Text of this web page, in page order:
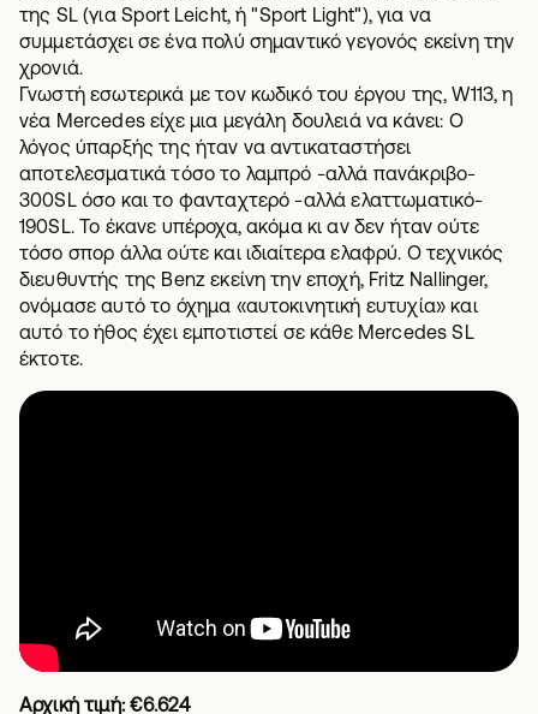
της SL (για Sport Leicht, ή "Sport Light"), για να
συμμετάσχει σε ένα πολύ σημαντικό γεγονός εκείνη την
χρονιά.
Γνωστή εσωτερικά με τον κωδικό του έργου της, W113, η
νέα Mercedes είχε μια μεγάλη δουλειά να κάνει: Ο
λόγος ύπαρξής της ήταν να αντικαταστήσει
αποτελεσματικά τόσο το λαμπρό -αλλά πανάκριβο-
300SL όσο και το φανταχτερό -αλλά ελαττωματικό-
190SL. Το έκανε υπέροχα, ακόμα κι αν δεν ήταν ούτε
τόσο σπορ άλλα ούτε και ιδιαίτερα ελαφρύ. Ο τεχνικός
διευθυντής της Benz εκείνη την εποχή, Fritz Nallinger,
ονόμασε αυτό το όχημα «αυτοκινητική ευτυχία» και
αυτό το ήθος έχει εμποτιστεί σε κάθε Mercedes SL
έκτοτε.
Αρχική τιμή: €6.624